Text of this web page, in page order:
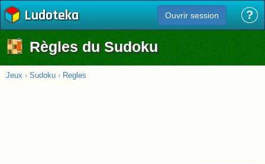
Ludoteka Ouvrir session ?
Règles du Sudoku
Jeux › Sudoku › Regles